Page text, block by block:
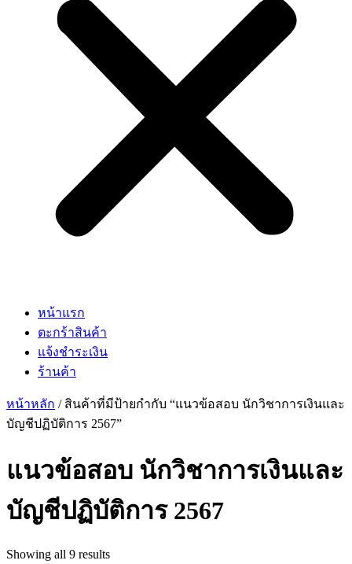
หน้าแรก
ตะกร้าสินค้า
แจ้งชำระเงิน
ร้านค้า
หน้าหลัก / สินค้าที่มีป้ายกำกับ “แนวข้อสอบ นักวิชาการเงินและ
บัญชีปฏิบัติการ 2567”
แนวข้อสอบ นักวิชาการเงินและ
บัญชีปฏิบัติการ 2567
Showing all 9 results